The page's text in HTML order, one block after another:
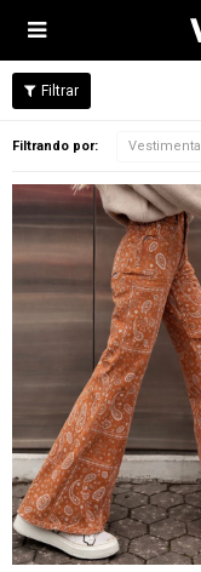

Filtrando por: Vestimenta